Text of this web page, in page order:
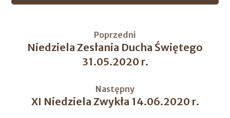
Poprzedni
Niedziela Zesłania Ducha Świętego
31.05.2020 r.
Następny
XI Niedziela Zwykła 14.06.2020 r.